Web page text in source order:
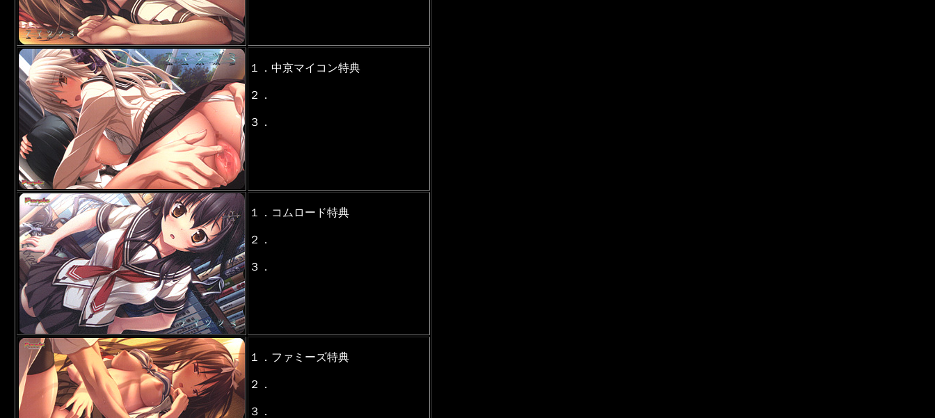
１．中京マイコン特典
２．
３．
１．コムロード特典
２．
３．
１．ファミーズ特典
２．
３．